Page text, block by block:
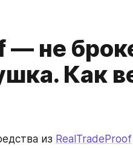
— не
Как
из RealTradeProof